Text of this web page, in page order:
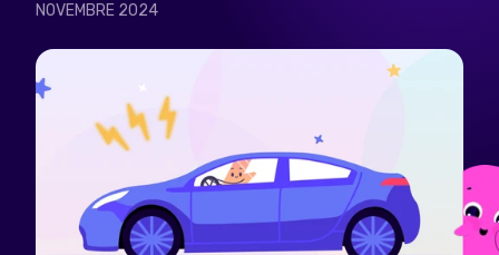
NOVEMBRE 2024